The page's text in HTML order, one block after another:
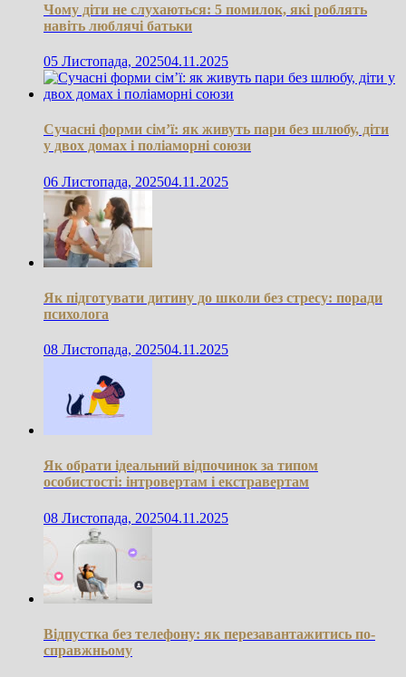
Чому діти не слухаються: 5 помилок, які роблять
навіть люблячі батьки
05 Листопада, 202504.11.2025
Сучасні форми сім’ї: як живуть пари без шлюбу, діти
у двох домах і поліаморні союзи
06 Листопада, 202504.11.2025
Як підготувати дитину до школи без стресу: поради
психолога
08 Листопада, 202504.11.2025
Як обрати ідеальний відпочинок за типом
особистості: інтровертам і екстравертам
08 Листопада, 202504.11.2025
Відпустка без телефону: як перезавантажитись по-
справжньому